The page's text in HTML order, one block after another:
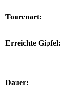
Tourenart:
Erreichte Gipfel:
Dauer: